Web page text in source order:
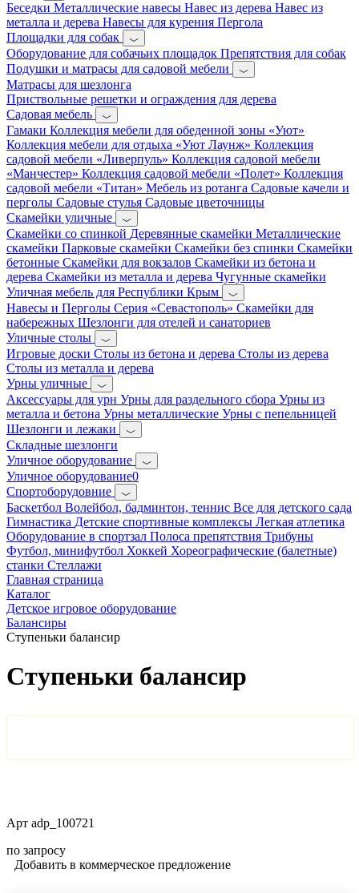
Беседки Металлические навесы Навес из дерева Навес из
металла и дерева Навесы для курения Пергола
Площадки для собак
Оборудование для собачьих площадок Препятствия для собак
Подушки и матрасы для садовой мебели
Матрасы для шезлонга
Приствольные решетки и ограждения для дерева
Садовая мебель
Гамаки Коллекция мебели для обеденной зоны «Уют»
Коллекция мебели для отдыха «Уют Лаунж» Коллекция
садовой мебели «Ливерпуль» Коллекция садовой мебели
«Манчестер» Коллекция садовой мебели «Полет» Коллекция
садовой мебели «Титан» Мебель из ротанга Садовые качели и
перголы Садовые стулья Садовые цветочницы
Скамейки уличные
Скамейки со спинкой Деревянные скамейки Металлические
скамейки Парковые скамейки Скамейки без спинки Скамейки
бетонные Скамейки для вокзалов Скамейки из бетона и
дерева Скамейки из металла и дерева Чугунные скамейки
Уличная мебель для Республики Крым
Навесы и Перголы Серия «Севастополь» Скамейки для
набережных Шезлонги для отелей и санаториев
Уличные столы
Игровые доски Столы из бетона и дерева Столы из дерева
Столы из металла и дерева
Урны уличные
Аксессуары для урн Урны для раздельного сбора Урны из
металла и бетона Урны металлические Урны с пепельницей
Шезлонги и лежаки
Складные шезлонги
Уличное оборудование
Уличное оборудование0
Спортоборудовние
Баскетбол Волейбол, бадминтон, теннис Все для детского сада
Гимнастика Детские спортивные комплексы Легкая атлетика
Оборудование в спортзал Полоса препятствия Трибуны
Футбол, минифутбол Хоккей Хореографические (балетные)
станки Стеллажи
Главная страница
Каталог
Детское игровое оборудование
Балансиры
Ступеньки балансир
Ступеньки балансир
Арт adp_100721
по запросу
Добавить в коммерческое предложение